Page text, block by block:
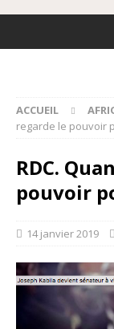
ACCUEIL
regarde le pouvoir
RDC.
pouvoir
14 janvier 2019